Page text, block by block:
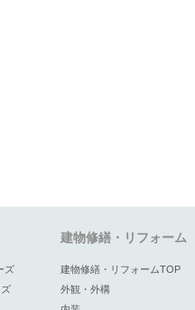
ズ
建物修繕・リフォーム
建物修繕・リフォームTOP
外観・外構